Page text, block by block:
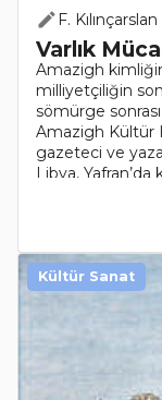
F. Kılınçarslan
Varlık
Amazigh
milliyetçiliğin
sömürge
Amazigh Kültür
gazeteci ve
Libya, Yafran’da
Kültür Sanat